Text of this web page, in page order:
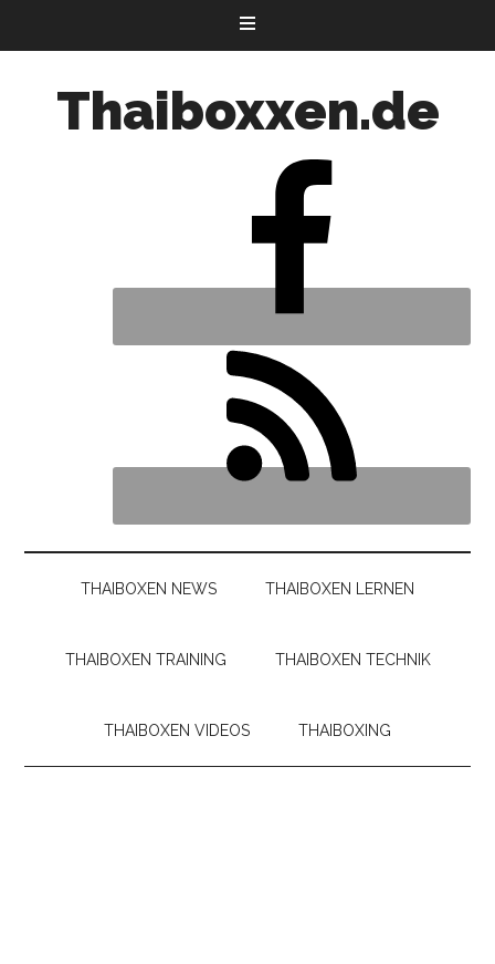
Thaiboxxen.de
THAIBOXEN NEWS THAIBOXEN LERNEN
THAIBOXEN TRAINING THAIBOXEN TECHNIK
THAIBOXEN VIDEOS THAIBOXING